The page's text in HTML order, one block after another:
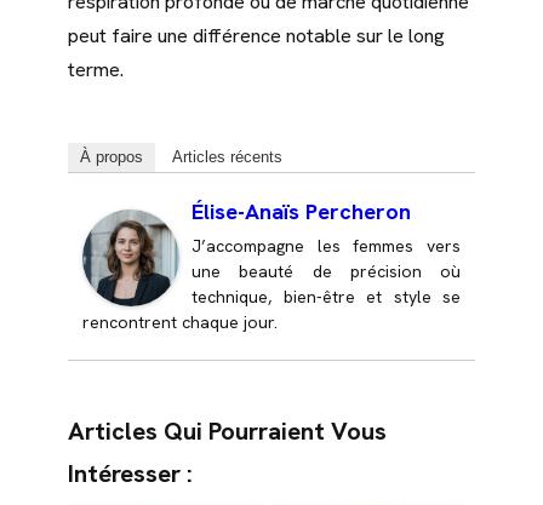
peut faire une différence notable sur le long
terme.
À propos Articles récents
Élise-Anaïs Percheron
J’accompagne les femmes vers
une beauté de précision où
technique, bien-être et style se
rencontrent chaque jour.
Articles Qui Pourraient Vous
Intéresser :